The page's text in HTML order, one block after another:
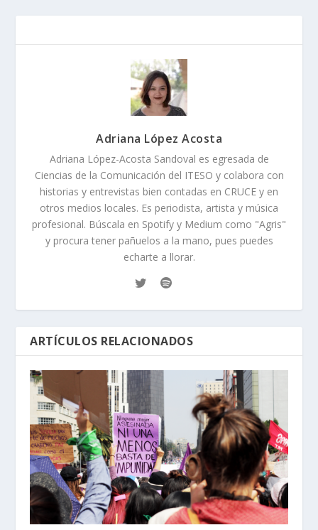
Adriana López Acosta
Adriana López-Acosta Sandoval es egresada de
Ciencias de la Comunicación del ITESO y colabora con
historias y entrevistas bien contadas en CRUCE y en
otros medios locales. Es periodista, artista y música
profesional. Búscala en Spotify y Medium como "Agris"
y procura tener pañuelos a la mano, pues puedes
echarte a llorar.
ARTÍCULOS RELACIONADOS